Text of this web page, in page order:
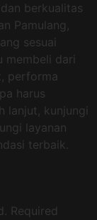
berkualitas
Pamulang,
sesuai
dari
performa
harus
lanjut, kunjungi
layanan
terbaik.
Required